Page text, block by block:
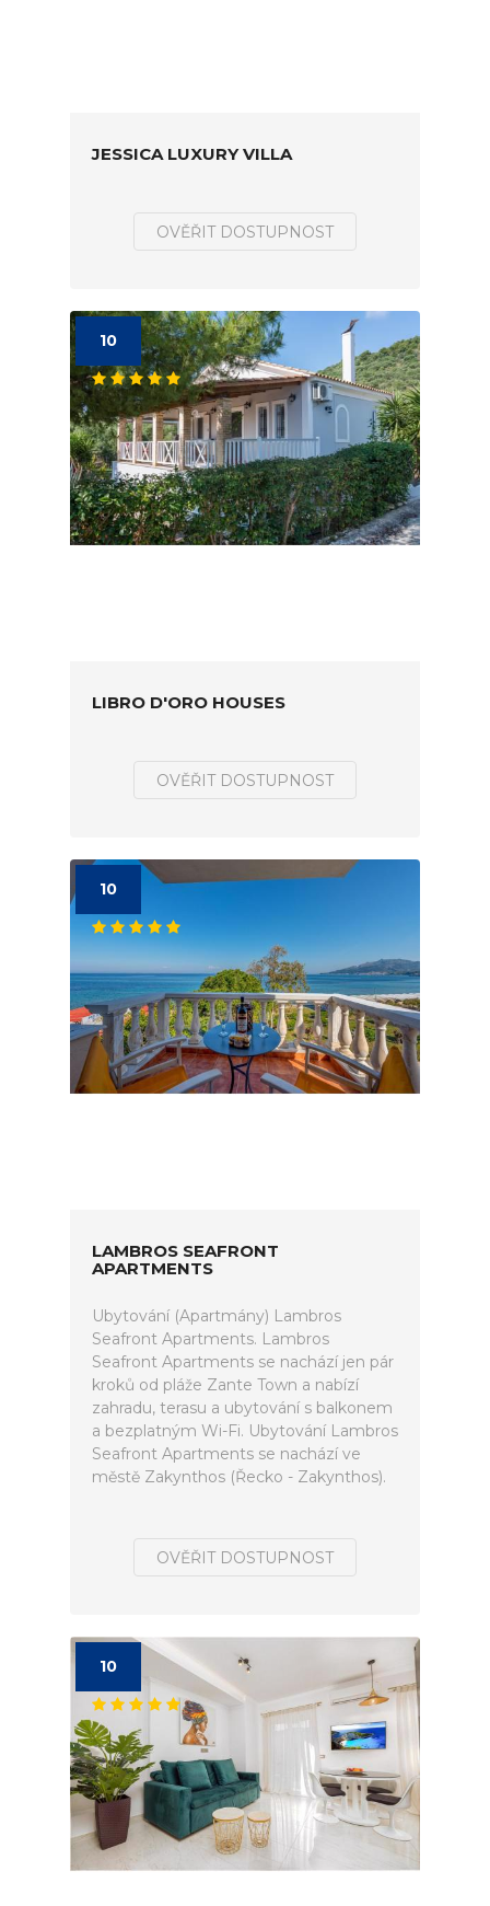
JESSICA LUXURY VILLA
OVĚŘIT DOSTUPNOST
10
LIBRO D'ORO HOUSES
OVĚŘIT DOSTUPNOST
10
LAMBROS SEAFRONT
APARTMENTS
Ubytování (Apartmány) Lambros
Seafront Apartments. Lambros
Seafront Apartments se nachází jen pár
kroků od pláže Zante Town a nabízí
zahradu, terasu a ubytování s balkonem
a bezplatným Wi-Fi. Ubytování Lambros
Seafront Apartments se nachází ve
městě Zakynthos (Řecko - Zakynthos).
OVĚŘIT DOSTUPNOST
10